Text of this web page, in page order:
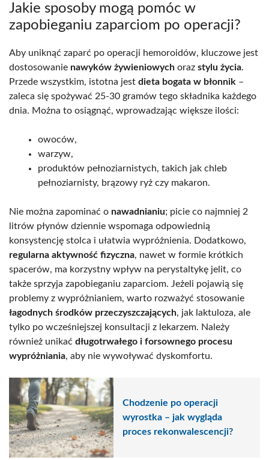
Jakie sposoby mogą pomóc w
zapobieganiu zaparciom po operacji?
Aby uniknąć zaparć po operacji hemoroidów, kluczowe jest
dostosowanie nawyków żywieniowych oraz stylu życia.
Przede wszystkim, istotna jest dieta bogata w błonnik –
zaleca się spożywać 25-30 gramów tego składnika każdego
dnia. Można to osiągnąć, wprowadzając większe ilości:
owoców,
warzyw,
produktów pełnoziarnistych, takich jak chleb
pełnoziarnisty, brązowy ryż czy makaron.
Nie można zapominać o nawadnianiu; picie co najmniej 2
litrów płynów dziennie wspomaga odpowiednią
konsystencję stolca i ułatwia wypróżnienia. Dodatkowo,
regularna aktywność fizyczna, nawet w formie krótkich
spacerów, ma korzystny wpływ na perystaltykę jelit, co
także sprzyja zapobieganiu zaparciom. Jeżeli pojawią się
problemy z wypróżnianiem, warto rozważyć stosowanie
łagodnych środków przeczyszczających, jak laktuloza, ale
tylko po wcześniejszej konsultacji z lekarzem. Należy
również unikać długotrwałego i forsownego procesu
wypróżniania, aby nie wywoływać dyskomfortu.
Chodzenie po operacji
wyrostka – jak wygląda
proces rekonwalescencji?